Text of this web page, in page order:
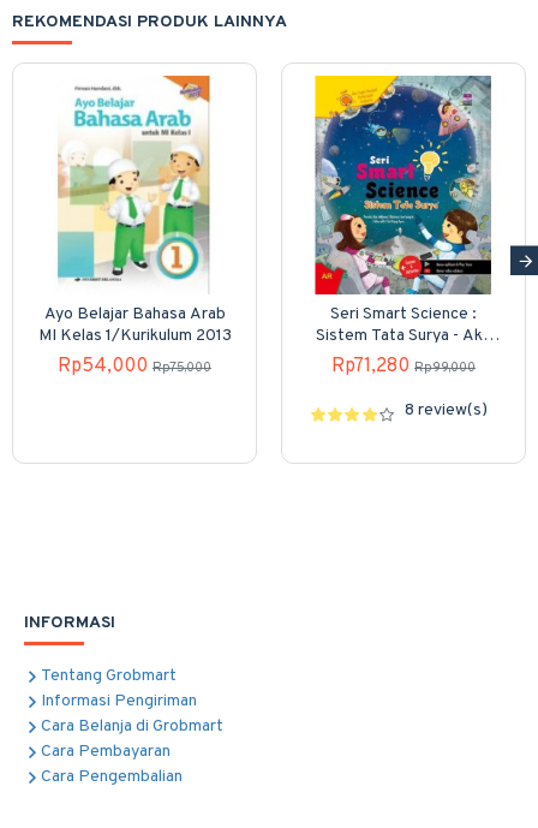
REKOMENDASI PRODUK LAINNYA
Ayo Belajar Bahasa Arab
MI Kelas 1/Kurikulum 2013
Rp54,000 Rp75,000
Seri Smart Science :
Sistem Tata Surya - Aku
Ingin Menjadi Penjelajah
Luar Angkasa
Rp71,280 Rp99,000
8 review(s)
INFORMASI
Tentang Grobmart
Informasi Pengiriman
Cara Belanja di Grobmart
Cara Pembayaran
Cara Pengembalian